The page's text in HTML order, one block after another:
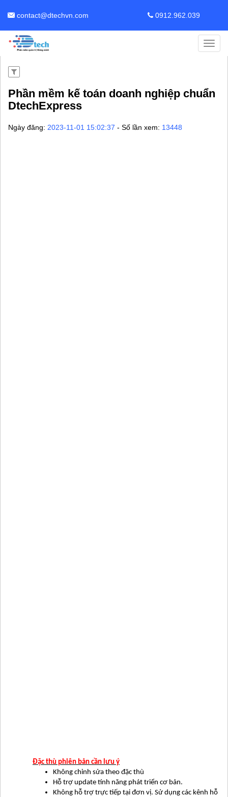
contact@dtechvn.com 0912.962.039
Phần mềm kế toán doanh nghiệp chuẩn
DtechExpress
Ngày đăng: 2023-11-01 15:02:37 - Số lần xem: 13448
Đặc thù phiên bản cần lưu ý
Không chỉnh sửa theo đặc thù
Hỗ trợ update tính năng phát triển cơ bản.
Không hỗ trợ trực tiếp tại đơn vị. Sử dụng các kênh hỗ